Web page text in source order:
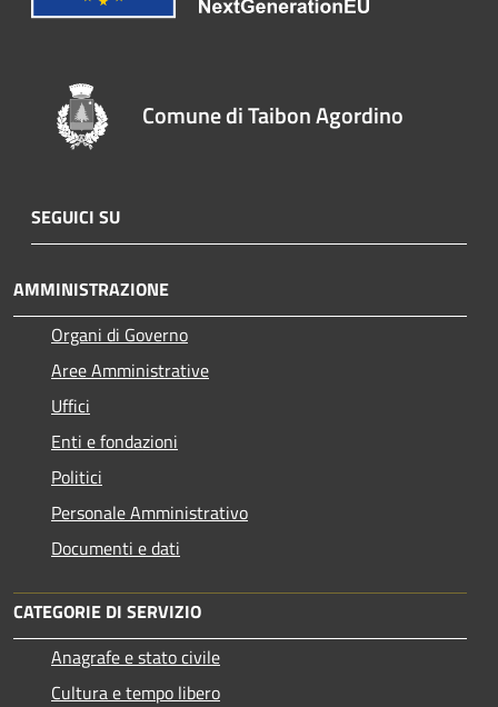
Comune di Taibon Agordino
SEGUICI SU
AMMINISTRAZIONE
Organi di Governo
Aree Amministrative
Uffici
Enti e fondazioni
Politici
Personale Amministrativo
Documenti e dati
CATEGORIE DI SERVIZIO
Anagrafe e stato civile
Cultura e tempo libero